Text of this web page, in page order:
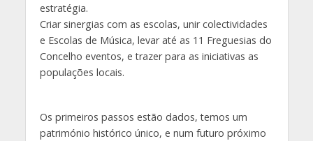
estratégia.
Criar sinergias com as escolas, unir colectividades
e Escolas de Música, levar até as 11 Freguesias do
Concelho eventos, e trazer para as iniciativas as
populações locais.
Os primeiros passos estão dados, temos um
património histórico único, e num futuro próximo